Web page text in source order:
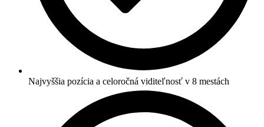
Najvyššia pozícia a celoročná viditeľnosť v 8 mestách